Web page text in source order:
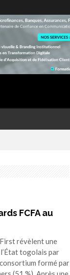
FCFA au
révèlent une
togolais par
formé par